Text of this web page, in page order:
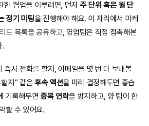
한 협업을 이루려면, 먼저 주 단위 혹은 월 단
정기 미팅을 진행해야 해요. 이 자리에서 마케
드 목록을 공유하고, 영업팀은 직접 접촉해본
.
즉시 전화를 할지, 이메일을 몇 번 더 보내볼
지” 같은 후속 액션을 미리 결정해두면 좋습
기록해두면 중복 연락을 방지하고, 양 팀이 한
할 수 있어요.